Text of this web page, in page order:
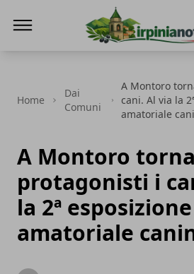
Home
Dai
Comuni
A Montoro
cani. Al via la
amatoriale
A Montoro
protagonisti i
la 2ª esposizione
amatoriale